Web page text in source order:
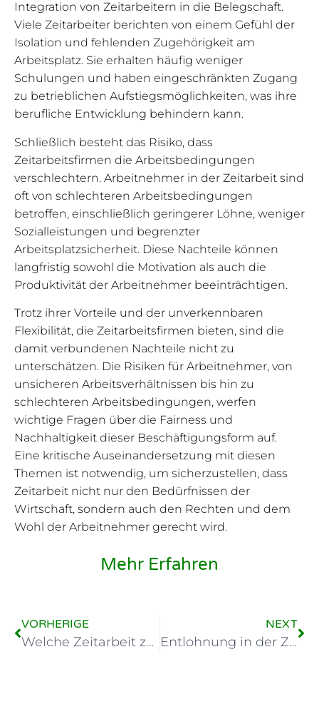
Integration von Zeitarbeitern in die Belegschaft.
Viele Zeitarbeiter berichten von einem Gefühl der
Isolation und fehlenden Zugehörigkeit am
Arbeitsplatz. Sie erhalten häufig weniger
Schulungen und haben eingeschränkten Zugang
zu betrieblichen Aufstiegsmöglichkeiten, was ihre
berufliche Entwicklung behindern kann.
Schließlich besteht das Risiko, dass
Zeitarbeitsfirmen die Arbeitsbedingungen
verschlechtern. Arbeitnehmer in der Zeitarbeit sind
oft von schlechteren Arbeitsbedingungen
betroffen, einschließlich geringerer Löhne, weniger
Sozialleistungen und begrenzter
Arbeitsplatzsicherheit. Diese Nachteile können
langfristig sowohl die Motivation als auch die
Produktivität der Arbeitnehmer beeinträchtigen.
Trotz ihrer Vorteile und der unverkennbaren
Flexibilität, die Zeitarbeitsfirmen bieten, sind die
damit verbundenen Nachteile nicht zu
unterschätzen. Die Risiken für Arbeitnehmer, von
unsicheren Arbeitsverhältnissen bis hin zu
schlechteren Arbeitsbedingungen, werfen
wichtige Fragen über die Fairness und
Nachhaltigkeit dieser Beschäftigungsform auf.
Eine kritische Auseinandersetzung mit diesen
Themen ist notwendig, um sicherzustellen, dass
Zeitarbeit nicht nur den Bedürfnissen der
Wirtschaft, sondern auch den Rechten und dem
Wohl der Arbeitnehmer gerecht wird.
Mehr Erfahren
VORHERIGE
Welche Zeitarbeit zahlt am besten und warum das zählt?
NEXT
Entlohnung in der Zeitarbeit: Fair oder Ausbeutung?